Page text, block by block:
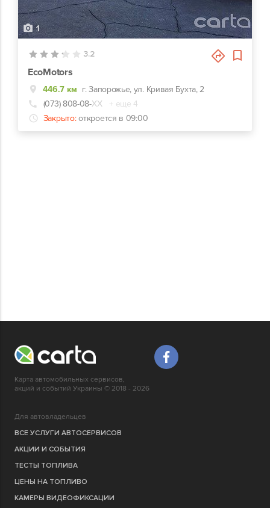
1
3.2
EcoMotors
446.7 км г. Запорожье, ул. Кривая Бухта, 2
(073) 808-08-ХХ
+ еще 4
Закрыто: откроется в 09:00
Карта автомобильных сервисов,
акций и событий Украины © 2018 - 2026
Для автовладельцев
ВСЕ УСЛУГИ АВТОСЕРВИСОВ
АКЦИИ И СОБЫТИЯ
ТЕСТЫ ТОПЛИВА
ЦЕНЫ НА ТОПЛИВО
КАМЕРЫ ВИДЕОФИКСАЦИИ